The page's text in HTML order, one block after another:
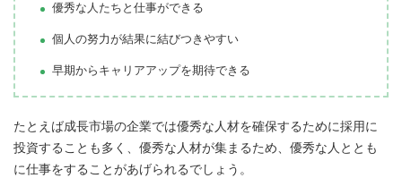
優秀な人たちと仕事ができる
個人の努力が結果に結びつきやすい
早期からキャリアアップを期待できる
たとえば成長市場の企業では優秀な人材を確保するために採用に
投資することも多く、優秀な人材が集まるため、優秀な人ととも
に仕事をすることがあげられるでしょう。